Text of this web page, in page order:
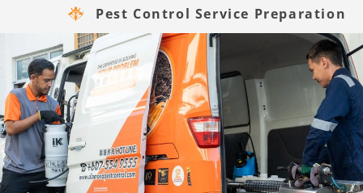
Pest Control Service Preparation